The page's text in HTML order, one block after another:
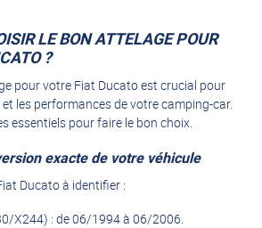
LE BON ATTELAGE POUR
?
pour votre Fiat Ducato est crucial pour
les performances de votre camping-car.
essentiels pour faire le bon choix.
exacte de votre véhicule
Ducato à identifier :
X244) : de 06/1994 à 06/2006.